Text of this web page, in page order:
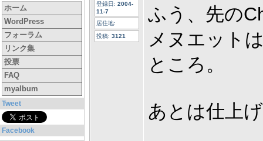
ホーム
WordPress
フォーラム
リンク集
投票
FAQ
myalbum
Tweet
Facebook
登録日: 2004-
11-7
居住地:
投稿: 3121
ふう、先の
メヌエット
ところ。
あとは仕上